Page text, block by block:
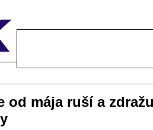
od mája ruší a